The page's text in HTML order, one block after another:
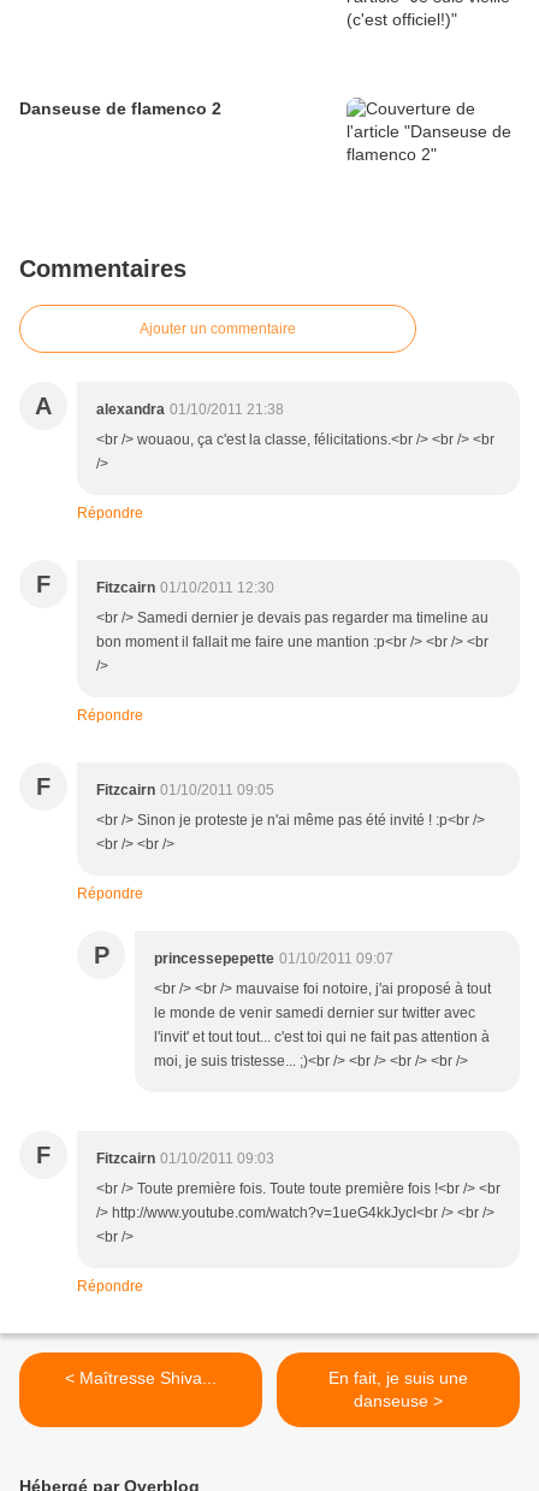
Danseuse de flamenco 2
Commentaires
Ajouter un commentaire
A alexandra 01/10/2011 21:38
<br /> wouaou, ça c'est la classe, félicitations.<br /> <br /> <br
/>
Répondre
F Fitzcairn 01/10/2011 12:30
<br /> Samedi dernier je devais pas regarder ma timeline au
bon moment il fallait me faire une mantion :p<br /> <br /> <br
/>
Répondre
F Fitzcairn 01/10/2011 09:05
<br /> Sinon je proteste je n'ai même pas été invité ! :p<br />
<br /> <br />
Répondre
P princessepepette 01/10/2011 09:07
<br /> <br /> mauvaise foi notoire, j'ai proposé à tout
le monde de venir samedi dernier sur twitter avec
l'invit' et tout tout... c'est toi qui ne fait pas attention à
moi, je suis tristesse... ;)<br /> <br /> <br /> <br />
F Fitzcairn 01/10/2011 09:03
<br /> Toute première fois. Toute toute première fois !<br /> <br
/> http://www.youtube.com/watch?v=1ueG4kkJycI<br /> <br />
<br />
Répondre
< Maîtresse Shiva...
En fait, je suis une
danseuse >
Hébergé par Overblog